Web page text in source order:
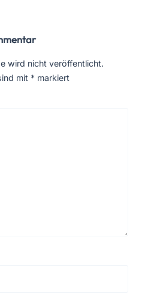
wird nicht veröffentlicht.
mit * markiert